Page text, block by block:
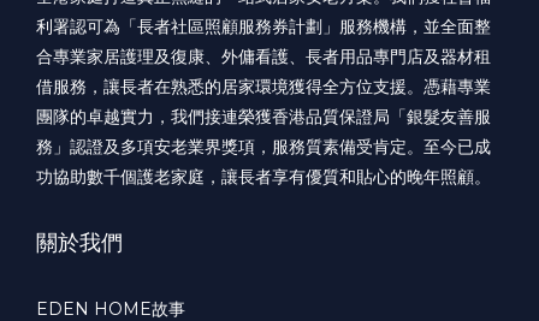
利署認可為「長者社區照顧服務券計劃」服務機構，並全面整
合專業家居護理及復康、外傭看護、長者用品專門店及器材租
借服務，讓長者在熟悉的居家環境獲得全方位支援。憑藉專業
團隊的卓越實力，我們接連榮獲香港品質保證局「銀髮友善服
務」認證及多項安老業界獎項，服務質素備受肯定。至今已成
功協助數千個護老家庭，讓長者享有優質和貼心的晚年照顧。
關於我們
EDEN HOME故事